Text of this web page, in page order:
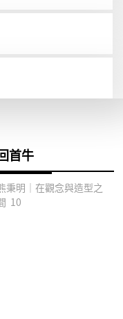
首牛
秉明｜在觀念與造型之
10